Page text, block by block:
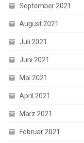
September 2021
August 2021
Juli 2021
Juni 2021
Mai 2021
April 2021
März 2021
Februar 2021